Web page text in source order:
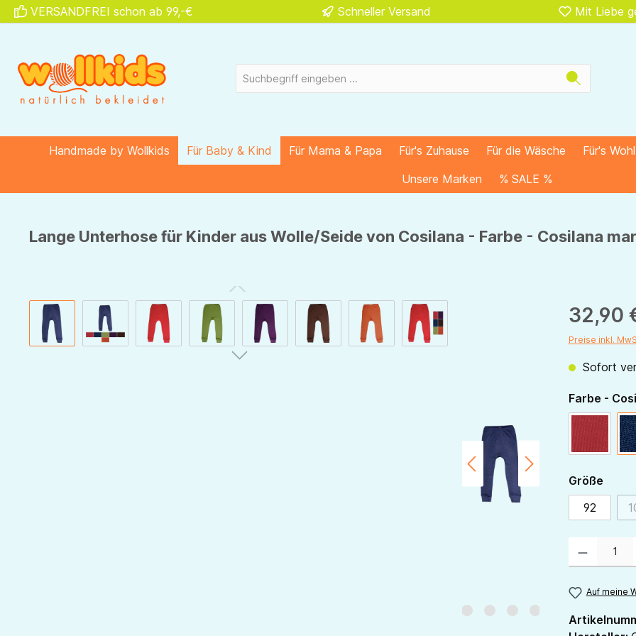
Zur Hauptnavigation springen
VERSANDFREI schon ab 99,-€ Schneller Versand Mit Liebe
Handmade by Wollkids Für Baby & Kind Für Mama & Papa Für's Zuhause Für die Wäsche Für's
Unsere Marken
% SALE %
Lange Unterhose für Kinder aus Wolle/Seide von Cosilana - Farbe - Cosilana
Bildergalerie überspringen 32,90
Preise inkl.
Sofort
Farbe -
Größe
92
Auf meine